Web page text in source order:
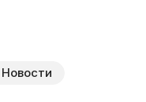
Новости